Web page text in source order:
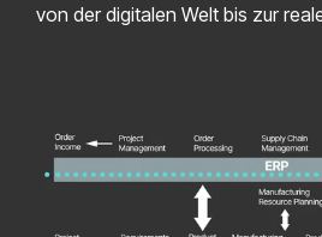
von der digitalen Welt bis zur